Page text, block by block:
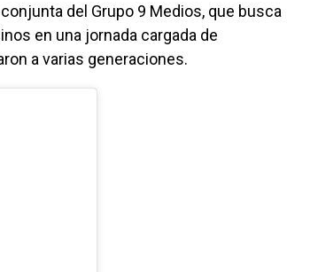
del Grupo 9 Medios, que busca
en una jornada cargada de
a varias generaciones.